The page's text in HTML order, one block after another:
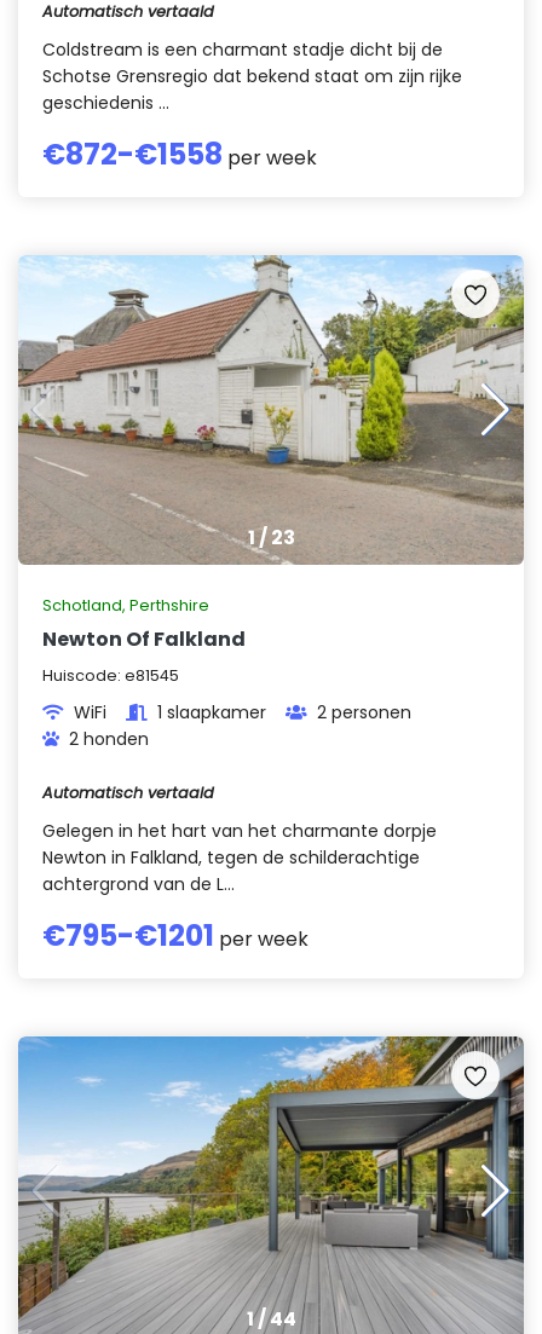
Automatisch vertaald
Coldstream is een charmant stadje dicht bij de
Schotse Grensregio dat bekend staat om zijn rijke
geschiedenis ...
€872-€1558 per week
1/23
Schotland, Perthshire
Newton Of Falkland
Huiscode: e81545
WiFi 1 slaapkamer
2 personen
2 honden
Automatisch vertaald
Gelegen in het hart van het charmante dorpje
Newton in Falkland, tegen de schilderachtige
achtergrond van de L...
€795-€1201 per week
1/44